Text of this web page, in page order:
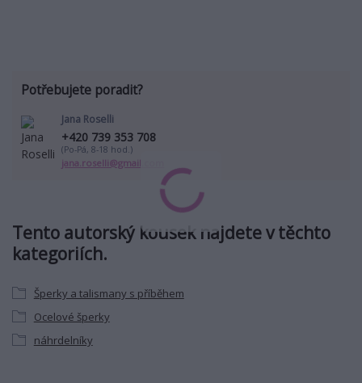
Tento autorský kousek najdete v těchto
kategoriích.
Šperky a talismany s příběhem
Ocelové šperky
náhrdelníky
Potřebujete poradit?
Jana Roselli
+420 739 353 708
(Po-Pá, 8-18 hod.)
jana.roselli@gmail.com